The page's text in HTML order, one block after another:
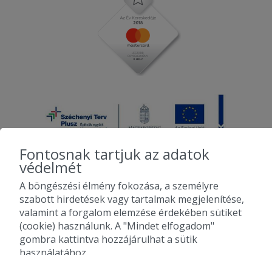
2010-2026 Copyright - Falatozz.hu - Diston-line Kft.
Pizza, gyros, hamburger, menük kedvező áron, egy helyen az összes
étterem ajánlata.
Fontosnak tartjuk az adatok
védelmét
A böngészési élmény fokozása, a személyre
szabott hirdetések vagy tartalmak megjelenítése,
valamint a forgalom elemzése érdekében sütiket
(cookie) használunk. A "Mindet elfogadom"
gombra kattintva hozzájárulhat a sütik